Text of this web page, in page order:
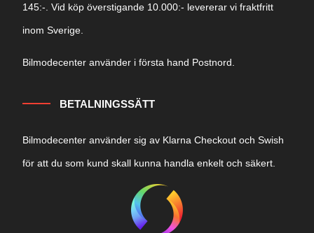
145:-. Vid köp överstigande 10.000:- levererar vi fraktfritt
inom Sverige.
Bilmodecenter använder i första hand Postnord.
BETALNINGSSÄTT
Bilmodecenter använder sig av Klarna Checkout och Swish
för att du som kund skall kunna handla enkelt och säkert.